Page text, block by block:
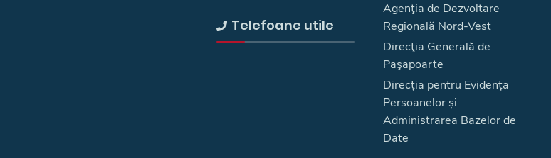
Telefoane utile
Agenţia de Dezvoltare
Regională Nord-Vest
Direcţia Generală de
Paşapoarte
Direcția pentru Evidența
Persoanelor și
Administrarea Bazelor de
Date